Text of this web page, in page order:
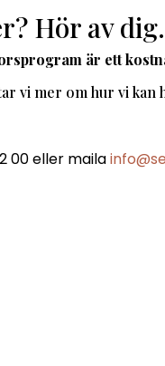
Hör av dig.
är ett
vi mer om hur vi kan
00 eller maila